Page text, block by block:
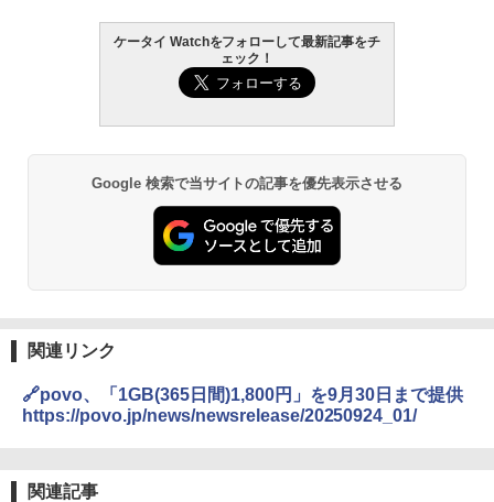
ケータイ Watchをフォローして最新記事をチ
ェック！
Google 検索で当サイトの記事を優先表示させる
関連リンク
🔗povo、「1GB(365日間)1,800円」を9月30日まで提供
https://povo.jp/news/newsrelease/20250924_01/
関連記事